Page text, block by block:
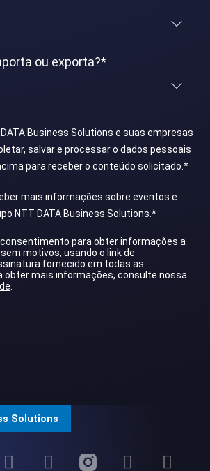
ou exporta?*
Business Solutions e suas empresas
salvar e processar o dados pessoais
para receber o conteúdo solicitado. *
mais informações sobre eventos e
NTT DATA Business Solutions. *
para obter informações a
motivos, usando o link de
fornecido em todas as
obter mais informações, consulte nossa
Solutions